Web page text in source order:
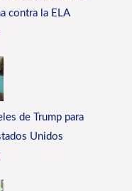
contra la ELA
de Trump para
Unidos